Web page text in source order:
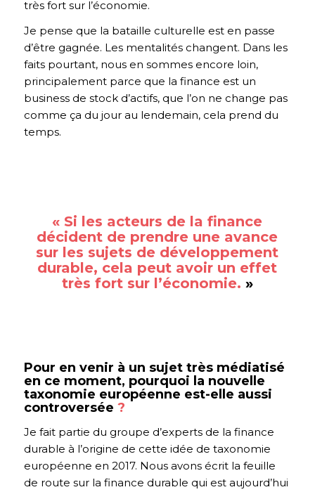
très fort sur l’économie.
Je pense que la bataille culturelle est en passe
d’être gagnée. Les mentalités changent. Dans les
faits pourtant, nous en sommes encore loin,
principalement parce que la finance est un
business de stock d’actifs, que l’on ne change pas
comme ça du jour au lendemain, cela prend du
temps.
« Si les acteurs de la finance
décident de prendre une avance
sur les sujets de développement
durable, cela peut avoir un effet
très fort sur l’économie. »
Pour en venir à un sujet très médiatisé
en ce moment, pourquoi la nouvelle
taxonomie européenne est-elle aussi
controversée ?
Je fait partie du groupe d’experts de la finance
durable à l’origine de cette idée de taxonomie
européenne en 2017. Nous avons écrit la feuille
de route sur la finance durable qui est aujourd’hui